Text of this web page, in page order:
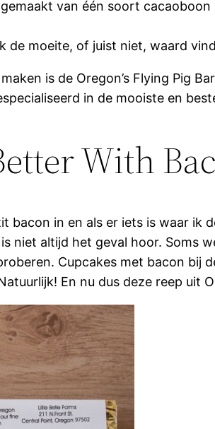
van één soort
de moeite, of juist niet, waard
is de Oregon’s Flying Pig
in de mooiste en
With
bacon in en als er iets is waar
niet altijd het geval hoor. Soms
Cupcakes met bacon bij
En nu dus deze reep uit